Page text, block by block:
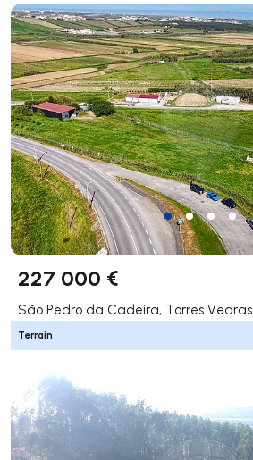
227 000 €
São Pedro da Cadeira, Torres Vedras
Terrain